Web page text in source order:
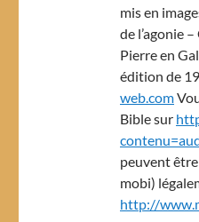
mis en
de l’agonie
Pierre en
édition de
web.com
Bible sur
peuvent
mobi)
http://